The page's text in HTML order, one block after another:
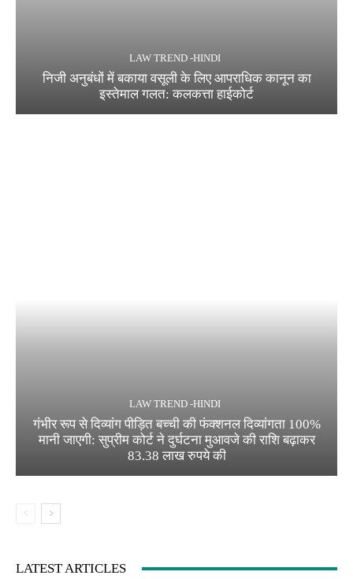
LAW TREND -HINDI
निजी अनुबंधों में बकाया वसूली के लिए आपराधिक कानून का
इस्तेमाल गलत: कलकत्ता हाईकोर्ट
LAW TREND -HINDI
गंभीर रूप से दिव्यांग पीड़ित बच्ची की फंक्शनल दिव्यांगता 100%
मानी जाएगी: सुप्रीम कोर्ट ने दुर्घटना मुआवजे की राशि बढ़ाकर
83.38 लाख रुपये की
LATEST ARTICLES